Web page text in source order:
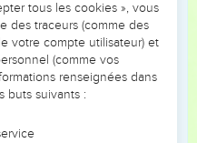
vous l’ordre de
point au milieu de
vos ennemis.
que vous vous êtes
tous les cookies », vous
des traceurs (comme des
votre compte utilisateur) et
(comme vos
renseignées dans
buts suivants :